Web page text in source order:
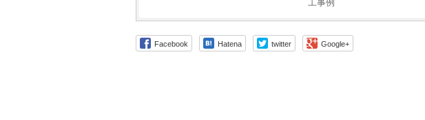
工事例
Facebook Hatena twitter Google+